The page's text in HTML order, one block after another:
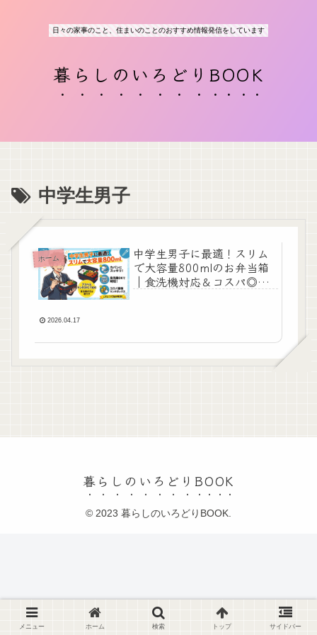
日々の家事のこと、住まいのことのおすすめ情報発信をしています
暮らしのいろどりBOOK
中学生男子
ホーム
中学生男子に最適！スリム
で大容量800mlのお弁当箱
｜食洗機対応＆コスパ◎ラ
2026.04.17
暮らしのいろどりBOOK
© 2023 暮らしのいろどりBOOK.
メニュー ホーム 検索 トップ サイドバー